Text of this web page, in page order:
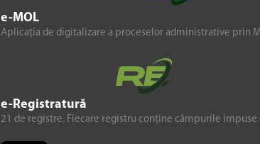
e-MOL
Aplicația de digitalizare a proceselor administrative prin
e-Registratură
21 de registre. Fiecare registru conține câmpurile impuse